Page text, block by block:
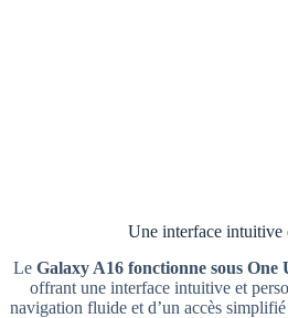
Une interface intuitive
Le Galaxy A16 fonctionne sous One
offrant une interface intuitive et
navigation fluide et d’un accès